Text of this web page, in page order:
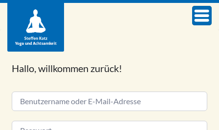
Hallo, willkommen zurück!